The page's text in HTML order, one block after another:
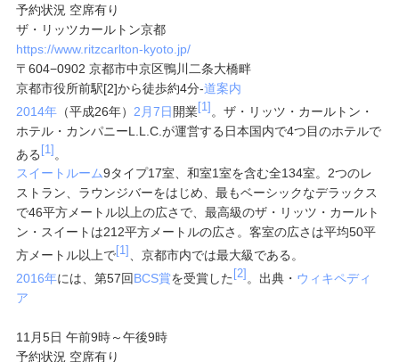
予約状況 空席有り
ザ・リッツカールトン京都
https://www.ritzcarlton-kyoto.jp/
〒604−0902 京都市中京区鴨川二条大橋畔
京都市役所前駅[2]から徒歩約4分-道案内
2014年（平成26年） 2月7日開業[1] 。ザ・リッツ・カールトン・
ホテル・カンパニーL.L.C.が運営する日本国内で4つ目のホテルで
ある [1] 。
スイートルーム9タイプ17室、和室1室を含む全134室。2つのレ
ストラン、ラウンジバーをはじめ、最もベーシックなデラックス
で46平方メートル以上の広さで、最高級のザ・リッツ・カールト
ン・スイートは212平方メートルの広さ。客室の広さは平均50平
方メートル以上で[1]
、京都市内では最大級である。
2016年には、第57回BCS賞を受賞した [2] 。出典・ ウィキペディ
ア
11月5日 午前9時～午後9時
予約状況 空席有り